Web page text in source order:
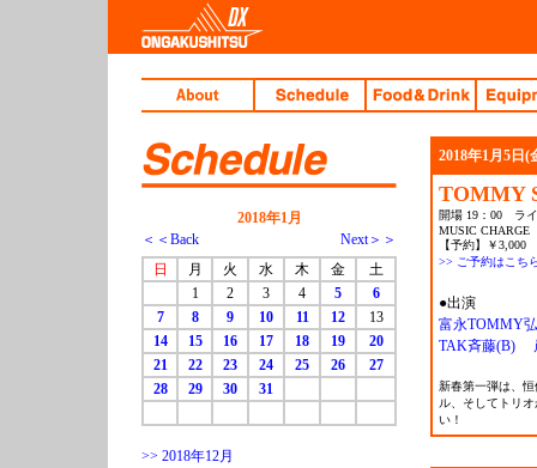
2018年1月
＜＜Back
Next＞＞
日
月 火 水 木 金
土
1
2 3 4 5
6
7
8 9 10 11 12
13
14
15 16 17 18 19
20
21
22 23 24 25 26
27
28
29 30 31
>> 2018年12月
2018年1月5日(
TOMMY
開場 19：00 ラ
MUSIC CHARGE
【予約】￥
>> ご予約はこち
●出演
富永TOMMY
TAK斉藤(B)
新春第一弾は、
ル、そしてトリ
い！